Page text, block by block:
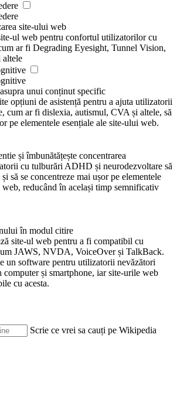
site-ului web
ul web pentru confortul utilizatorilor cu
ar fi Degrading Eyesight, Tunnel Vision,
altele
unui conținut specific
opțiuni de asistență pentru a ajuta utilizatorii
cum ar fi dislexia, autismul, CVA și altele, să
pe elementele esențiale ale site-ului web.
și îmbunătățește concentrarea
cu tulburări ADHD și neurodezvoltare să
să se concentreze mai ușor pe elementele
reducând în același timp semnificativ
în modul citire
site-ul web pentru a fi compatibil cu
JAWS, NVDA, VoiceOver și TalkBack.
un software pentru utilizatorii nevăzători
computer și smartphone, iar site-urile web
cu acesta.
Scrie ce vrei sa cauți pe Wikipedia